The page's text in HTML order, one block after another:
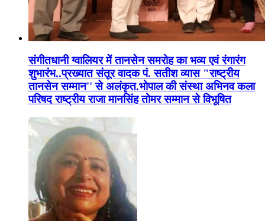
संगीतधानी ग्वालियर में तानसेन समरोह का भव्य एवं रंगारंग
शुभारंभ..प्रख्यात संतूर वादक पं. सतीश व्यास "राष्ट्रीय
तानसेन सम्मान'' से अलंकृत.भोपाल की संस्था अभिनव कला
परिषद राष्ट्रीय राजा मानसिंह तोमर सम्मान से विभूषित